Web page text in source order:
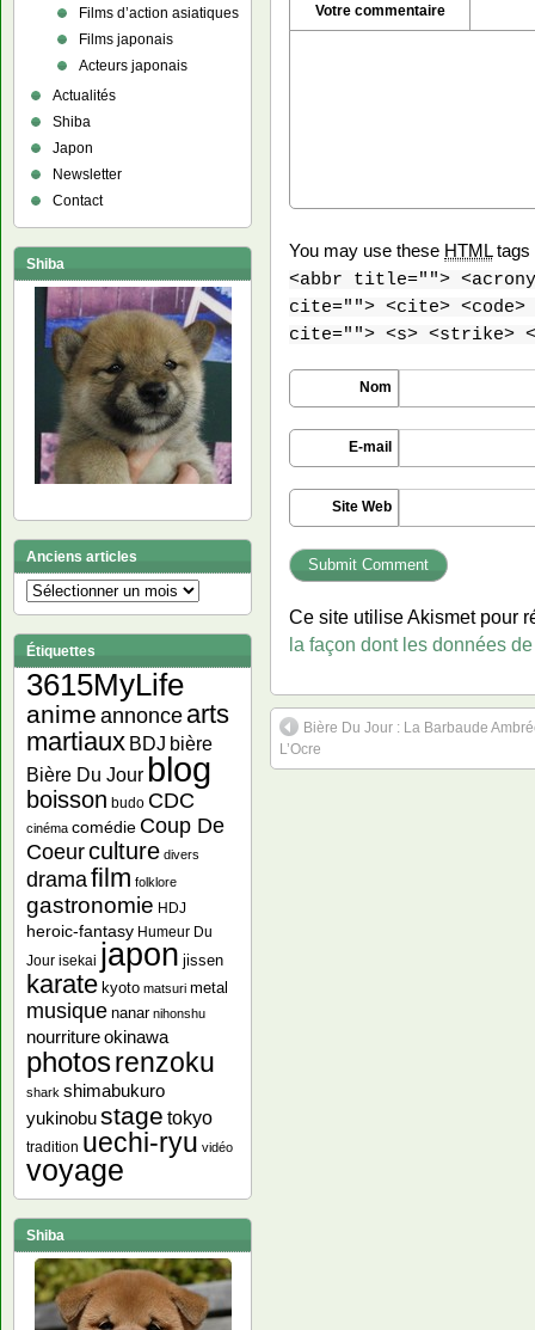
Votre commentaire
You may use these HTMLtags
<abbr title="">
cite=""> <cite> <code>
cite=""> <s> <strike>
Nom
E-mail
Site Web
Ce site utilise Akismet pour
la façon dont les données
Bière Du Jour : La Barbaude
L’Ocre
Films d’action asiatiques
Films japonais
Acteurs japonais
Actualités
Shiba
Japon
Newsletter
Contact
Shiba
Anciens articles
Anciens
articles
Étiquettes
3615MyLife
anime annonce arts
martiaux BDJ bière
Bière Du Jour blog
boisson budo CDC
cinéma comédie Coup De
Coeurculture divers
dramafilm folklore
gastronomie HDJ
heroic-fantasy Humeur Du
Jour isekai japon jissen
karate kyoto matsuri metal
musique nanar nihonshu
nourritureokinawa
photosrenzoku
shark shimabukuro
yukinobustage tokyo
tradition uechi-ryu vidéo
voyage
Shiba